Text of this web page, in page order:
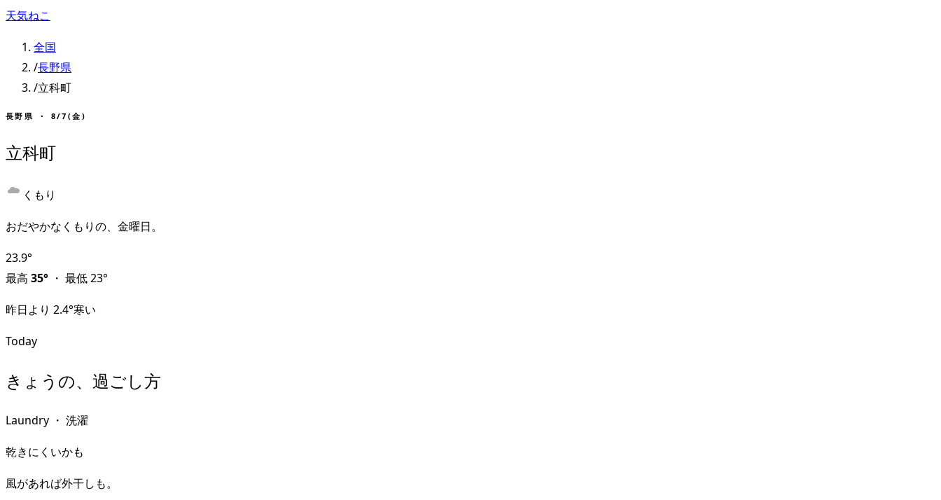
天気ねこ
全国
/長野県
/立科町
長野県 ・ 8/7(金)
立科町
くもり
おだやかなくもりの、金曜日。
23.9°
最高 35° ・ 最低23°
昨日より 2.4°寒い
Today
きょうの、過ごし方
Laundry ・ 洗濯
乾きにくいかも
風があれば外干しも。